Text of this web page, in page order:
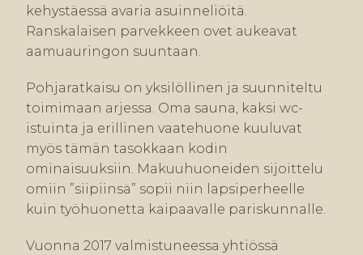
kehystäessä avaria asuinneliöitä.
Ranskalaisen parvekkeen ovet aukeavat
aamuauringon suuntaan.
Pohjaratkaisu on yksilöllinen ja suunniteltu
toimimaan arjessa. Oma sauna, kaksi wc-
istuinta ja erillinen vaatehuone kuuluvat
myös tämän tasokkaan kodin
ominaisuuksiin. Makuuhuoneiden sijoittelu
omiin ”siipiinsä” sopii niin lapsiperheelle
kuin työhuonetta kaipaavalle pariskunnalle.
Vuonna 2017 valmistuneessa yhtiössä